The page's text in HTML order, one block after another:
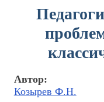
Автор:
Козырев Ф.Н.